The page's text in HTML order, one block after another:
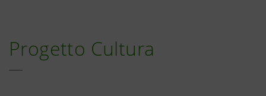
Progetto Cultura